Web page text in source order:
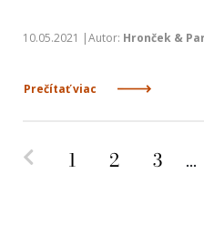
10.05.2021 |Autor: Hronček &
Prečítať viac
Predchádzajúca
1 2 3 ...